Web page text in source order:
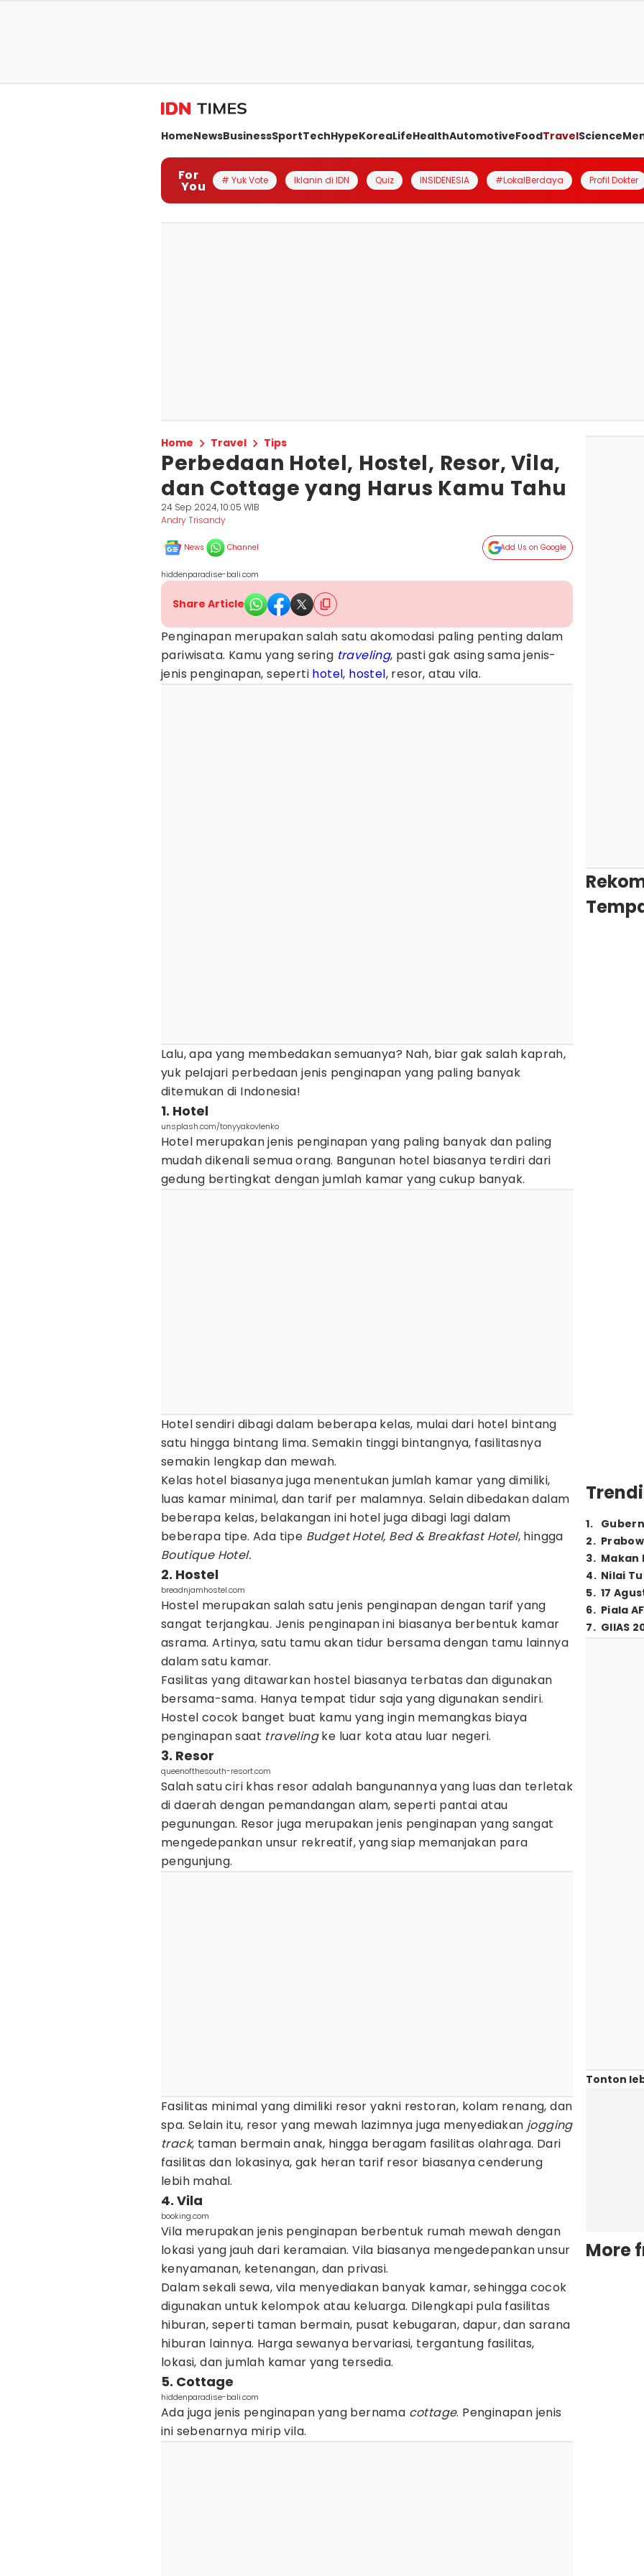
HomeNewsBusinessSportTechHypeKoreaLifeHealthAutomotiveFoodTravelScience
For
You # Yuk Vote Iklanin di IDN Quiz INSIDENESIA #LokalBerdaya Profil Dokter
Home Travel Tips
Perbedaan Hotel, Hostel, Resor, Vila,
dan Cottage yang Harus Kamu Tahu
24 Sep 2024, 10:05 WIB
Andry Trisandy
News Channel Add Us on Google
hiddenparadise-bali.com
Share Article
Penginapan merupakan salah satu akomodasi paling penting dalam
pariwisata. Kamu yang sering traveling, pasti gak asing sama jenis-
jenis penginapan, seperti hotel, hostel, resor, atau vila.
Lalu, apa yang membedakan semuanya? Nah, biar gak salah kaprah,
yuk pelajari perbedaan jenis penginapan yang paling banyak
ditemukan di Indonesia!
1. Hotel
unsplash.com/tonyyakovlenko
Hotel merupakan jenis penginapan yang paling banyak dan paling
mudah dikenali semua orang. Bangunan hotel biasanya terdiri dari
gedung bertingkat dengan jumlah kamar yang cukup banyak.
Hotel sendiri dibagi dalam beberapa kelas, mulai dari hotel bintang
satu hingga bintang lima. Semakin tinggi bintangnya, fasilitasnya
semakin lengkap dan mewah.
Kelas hotel biasanya juga menentukan jumlah kamar yang dimiliki,
luas kamar minimal, dan tarif per malamnya. Selain dibedakan dalam
beberapa kelas, belakangan ini hotel juga dibagi lagi dalam
beberapa tipe. Ada tipe Budget Hotel, Bed & Breakfast Hotel, hingga
Boutique Hotel.
2. Hostel
breadnjamhostel.com
Hostel merupakan salah satu jenis penginapan dengan tarif yang
sangat terjangkau. Jenis penginapan ini biasanya berbentuk kamar
asrama. Artinya, satu tamu akan tidur bersama dengan tamu lainnya
dalam satu kamar.
Fasilitas yang ditawarkan hostel biasanya terbatas dan digunakan
bersama-sama. Hanya tempat tidur saja yang digunakan sendiri.
Hostel cocok banget buat kamu yang ingin memangkas biaya
penginapan saat travelingke luar kota atau luar negeri.
3. Resor
queenofthesouth-resort.com
Salah satu ciri khas resor adalah bangunannya yang luas dan terletak
di daerah dengan pemandangan alam, seperti pantai atau
pegunungan. Resor juga merupakan jenis penginapan yang sangat
mengedepankan unsur rekreatif, yang siap memanjakan para
pengunjung.
Fasilitas minimal yang dimiliki resor yakni restoran, kolam renang, dan
spa. Selain itu, resor yang mewah lazimnya juga menyediakan jogging
track, taman bermain anak, hingga beragam fasilitas olahraga. Dari
fasilitas dan lokasinya, gak heran tarif resor biasanya cenderung
lebih mahal.
4. Vila
booking.com
Vila merupakan jenis penginapan berbentuk rumah mewah dengan
lokasi yang jauh dari keramaian. Vila biasanya mengedepankan unsur
kenyamanan, ketenangan, dan privasi.
Dalam sekali sewa, vila menyediakan banyak kamar, sehingga cocok
digunakan untuk kelompok atau keluarga. Dilengkapi pula fasilitas
hiburan, seperti taman bermain, pusat kebugaran, dapur, dan sarana
hiburan lainnya. Harga sewanya bervariasi, tergantung fasilitas,
lokasi, dan jumlah kamar yang tersedia.
5. Cottage
hiddenparadise-bali.com
Ada juga jenis penginapan yang bernama cottage. Penginapan jenis
ini sebenarnya mirip vila.
1.
2.
3. Makan
4. Nilai
5. 17
6. Piala
7. GIIAS
Tonton
More